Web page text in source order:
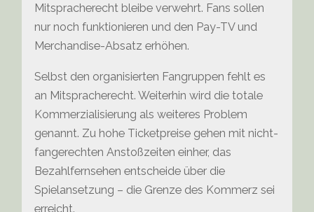
Mitspracherecht bleibe verwehrt. Fans sollen
nur noch funktionieren und den Pay-TV und
Merchandise-Absatz erhöhen.
Selbst den organisierten Fangruppen fehlt es
an Mitspracherecht. Weiterhin wird die totale
Kommerzialisierung als weiteres Problem
genannt. Zu hohe Ticketpreise gehen mit nicht-
fangerechten Anstoßzeiten einher, das
Bezahlfernsehen entscheide über die
Spielansetzung – die Grenze des Kommerz sei
erreicht.